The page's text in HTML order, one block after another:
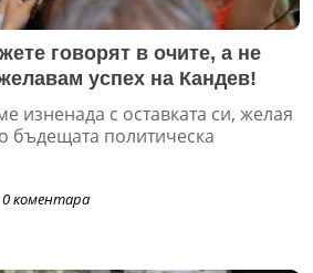
говорят в очите, а не
успех на Кандев!
изненада с оставката си, желая
бъдещата политическа
0коментара